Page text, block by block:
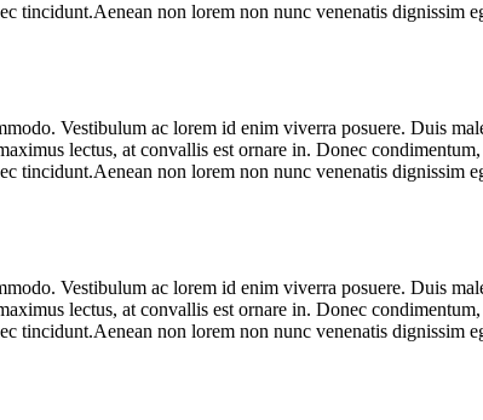
tincidunt.Aenean non lorem non nunc venenatis dignissim
Vestibulum ac lorem id enim viverra posuere. Duis
lectus, at convallis est ornare in. Donec
tincidunt.Aenean non lorem non nunc venenatis dignissim
Vestibulum ac lorem id enim viverra posuere. Duis
lectus, at convallis est ornare in. Donec
tincidunt.Aenean non lorem non nunc venenatis dignissim